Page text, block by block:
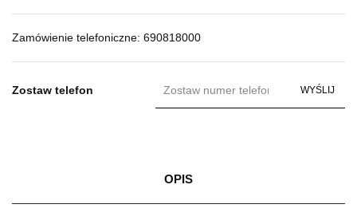
Zamówienie telefoniczne: 690818000
Zostaw telefon WYŚLIJ
OPIS